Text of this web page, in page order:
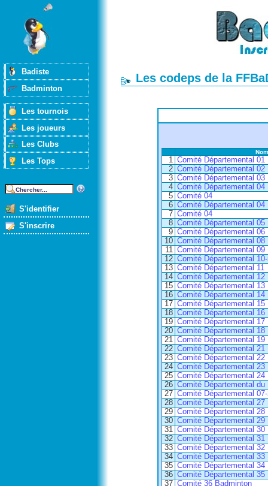
Badiste
Badminton
Les tournois
Les joueurs
Les Clubs
Les Tops
S'identifier
S'inscrire
Les codeps de la
Nom
1 Comité Départemental 01
2 Comité Départemental 02
3 Comité Départemental 03
4 Comité Départemental 04
5 Comité 04
6 Comité Départemental 04
7 Comité 04
8 Comité Départemental 05
9 Comité Départemental 06
10 Comité Départemental 08
11 Comité Départemental 09
12 Comité Départemental
13 Comité Départemental 11
14 Comité Départemental 12
15 Comité Départemental 13
16 Comité Départemental 14
17 Comité Départemental 15
18 Comité Départemental 16
19 Comité Départemental 17
20 Comité Départemental 18
21 Comité Départemental 19
22 Comité Départemental 21
23 Comité Départemental 22
24 Comité Départemental 23
25 Comité Départemental 24
26 Comité Départemental du
27 Comité Départemental
28 Comité Départemental 27
29 Comité Départemental 28
30 Comité Départemental 29
31 Comité Départemental 30
32 Comité Départemental 31
33 Comité Départemental 32
34 Comité Départemental 33
35 Comité Départemental 34
36 Comité Départemental 35
37 Comité 36 Badminton